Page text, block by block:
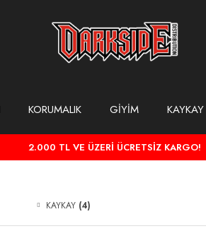
KORUMALIK GİYİM KAYKAY
2.000 TL VE ÜZERİ ÜCRETSİZ KARGO!
KAYKAY (4)